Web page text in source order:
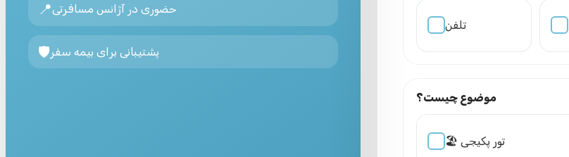
📍حضوری در آژانس مسافرتی
🛡️ پشتیبانی برای بیمه سفر
تلفن
موضوع چیست؟
🏖️ تور پکیجی